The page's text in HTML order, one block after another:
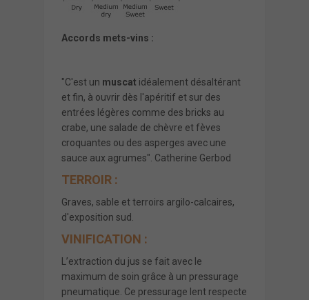
Accords mets-vins :
"C'est un muscat idéalement désaltérant
et fin, à ouvrir dès l'apéritif et sur des
entrées légères comme des bricks au
crabe, une salade de chèvre et fèves
croquantes ou des asperges avec une
sauce aux agrumes". Catherine Gerbod
TERROIR :
Graves, sable et terroirs argilo-calcaires,
d'exposition sud.
VINIFICATION :
L’extraction du jus se fait avec le
maximum de soin grâce à un pressurage
pneumatique. Ce pressurage lent respecte